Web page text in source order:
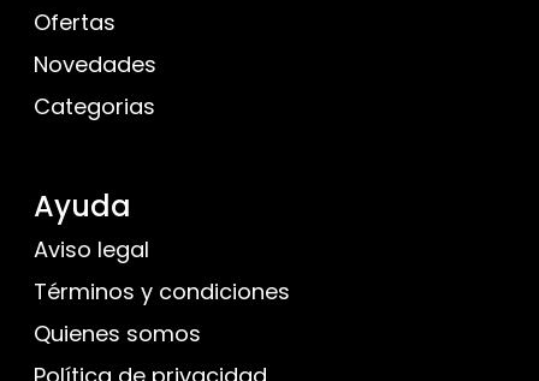
Ofertas
Novedades
Categorias
Ayuda
Aviso legal
Términos y condiciones
Quienes somos